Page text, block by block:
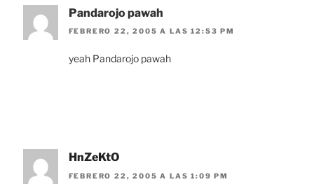
Pandarojo pawah
FEBRERO 22, 2005 A LAS 12:53 PM
yeah Pandarojo pawah
HnZeKtO
FEBRERO 22, 2005 A LAS 1:09 PM